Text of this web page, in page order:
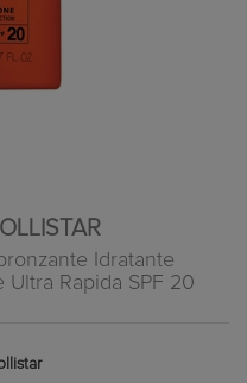
Idratante
Ultra Rapida SPF 20